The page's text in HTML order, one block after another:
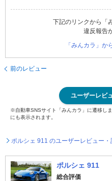
下記のリンクから「
違反報告
「みんカラ」か
前のレビュー
ユーザーレビ
※自動車SNSサイト「みんカラ」に遷移し
にも表示されます。
ポルシェ 911 のユーザーレビュー
ポルシェ 911
総合評価